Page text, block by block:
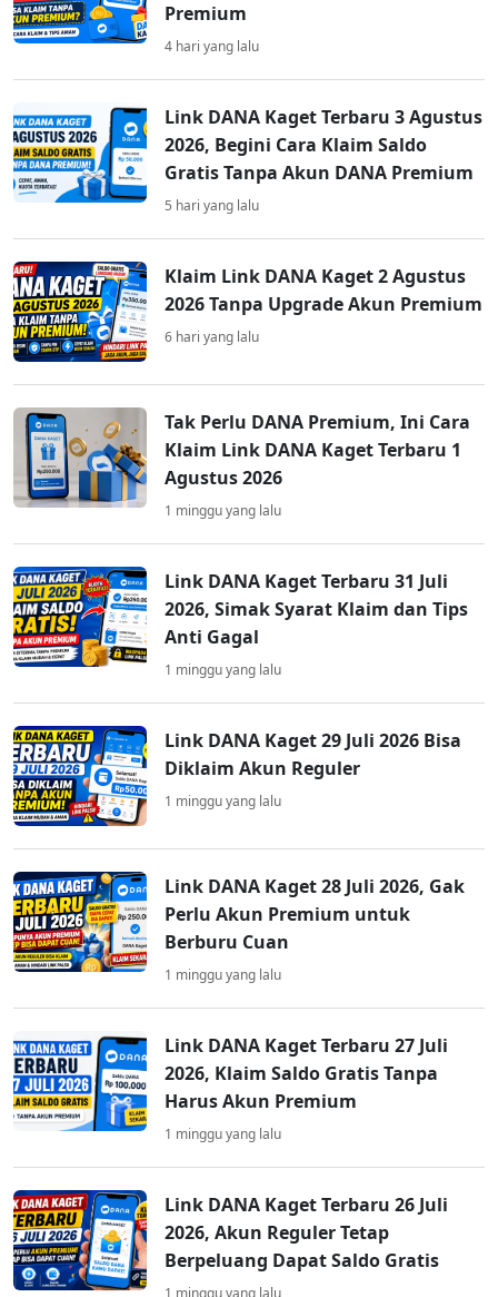
Premium
4 hari yang lalu
Link DANA Kaget Terbaru 3 Agustus
2026, Begini Cara Klaim Saldo
Gratis Tanpa Akun DANA Premium
5 hari yang lalu
Klaim Link DANA Kaget 2 Agustus
2026 Tanpa Upgrade Akun Premium
6 hari yang lalu
Tak Perlu DANA Premium, Ini Cara
Klaim Link DANA Kaget Terbaru 1
Agustus 2026
1 minggu yang lalu
Link DANA Kaget Terbaru 31 Juli
2026, Simak Syarat Klaim dan Tips
Anti Gagal
1 minggu yang lalu
Link DANA Kaget 29 Juli 2026 Bisa
Diklaim Akun Reguler
1 minggu yang lalu
Link DANA Kaget 28 Juli 2026, Gak
Perlu Akun Premium untuk
Berburu Cuan
1 minggu yang lalu
Link DANA Kaget Terbaru 27 Juli
2026, Klaim Saldo Gratis Tanpa
Harus Akun Premium
1 minggu yang lalu
Link DANA Kaget Terbaru 26 Juli
2026, Akun Reguler Tetap
Berpeluang Dapat Saldo Gratis